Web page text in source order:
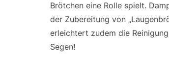
Brötchen eine Rolle spielt.
der Zubereitung von
erleichtert zudem die
Segen!